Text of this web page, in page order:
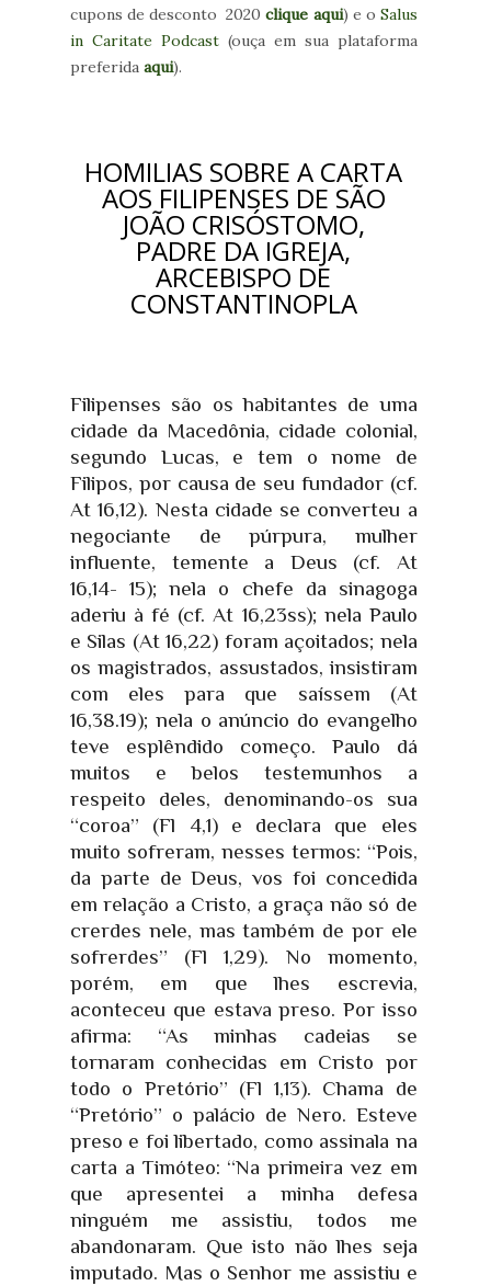
cupons de desconto 2020clique aqui) e o Salus
in Caritate Podcast (ouça em sua plataforma
preferida aqui).
HOMILIAS SOBRE A CARTA
AOS FILIPENSES DE SÃO
JOÃO CRISÓSTOMO,
PADRE DA IGREJA,
ARCEBISPO DE
CONSTANTINOPLA
Filipenses são os habitantes de uma
cidade da Macedônia, cidade colonial,
segundo Lucas, e tem o nome de
Filipos, por causa de seu fundador (cf.
At 16,12). Nesta cidade se converteu a
negociante de púrpura, mulher
influente, temente a Deus (cf. At
16,14- 15); nela o chefe da sinagoga
aderiu à fé (cf. At 16,23ss); nela Paulo
e Silas (At 16,22) foram açoitados; nela
os magistrados, assustados, insistiram
com eles para que saíssem (At
16,38.19); nela o anúncio do evangelho
teve esplêndido começo. Paulo dá
muitos e belos testemunhos a
respeito deles, denominando-os sua
“coroa” (Fl 4,1) e declara que eles
muito sofreram, nesses termos: “Pois,
da parte de Deus, vos foi concedida
em relação a Cristo, a graça não só de
crerdes nele, mas também de por ele
sofrerdes” (Fl 1,29). No momento,
porém, em que lhes escrevia,
aconteceu que estava preso. Por isso
afirma: “As minhas cadeias se
tornaram conhecidas em Cristo por
todo o Pretório” (Fl 1,13). Chama de
“Pretório” o palácio de Nero. Esteve
preso e foi libertado, como assinala na
carta a Timóteo: “Na primeira vez em
que apresentei a minha defesa
ninguém me assistiu, todos me
abandonaram. Que isto não lhes seja
imputado. Mas o Senhor me assistiu e